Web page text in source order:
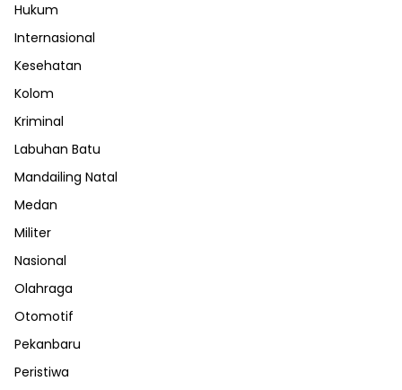
Hukum
Internasional
Kesehatan
Kolom
Kriminal
Labuhan Batu
Mandailing Natal
Medan
Militer
Nasional
Olahraga
Otomotif
Pekanbaru
Peristiwa